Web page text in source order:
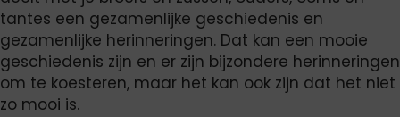
tantes een gezamenlijke geschiedenis en
gezamenlijke herinneringen. Dat kan een mooie
geschiedenis zijn en er zijn bijzondere herinneringen
om te koesteren, maar het kan ook zijn dat het niet
zo mooi is.